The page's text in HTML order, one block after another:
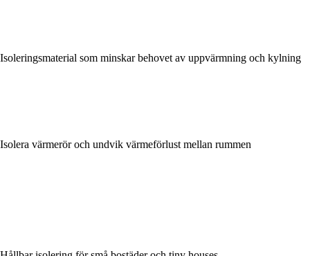
Isoleringsmaterial som minskar behovet av uppvärmning och kylning
Isolera värmerör och undvik värmeförlust mellan rummen